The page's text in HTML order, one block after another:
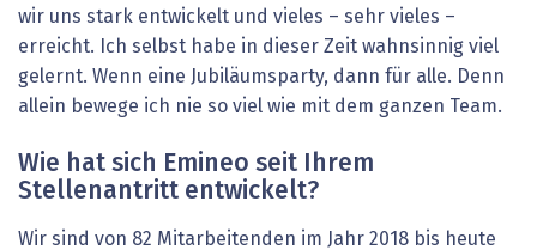
wir uns stark entwickelt und vieles – sehr vieles –
erreicht. Ich selbst habe in dieser Zeit wahnsinnig viel
gelernt. Wenn eine Jubi­läumsparty, dann für alle. Denn
allein bewege ich nie so viel wie mit dem ganzen Team.
Wie hat sich Emineo seit Ihrem
Stellenantritt entwickelt?
Wir sind von 82 Mitarbeitenden im Jahr 2018 bis heute